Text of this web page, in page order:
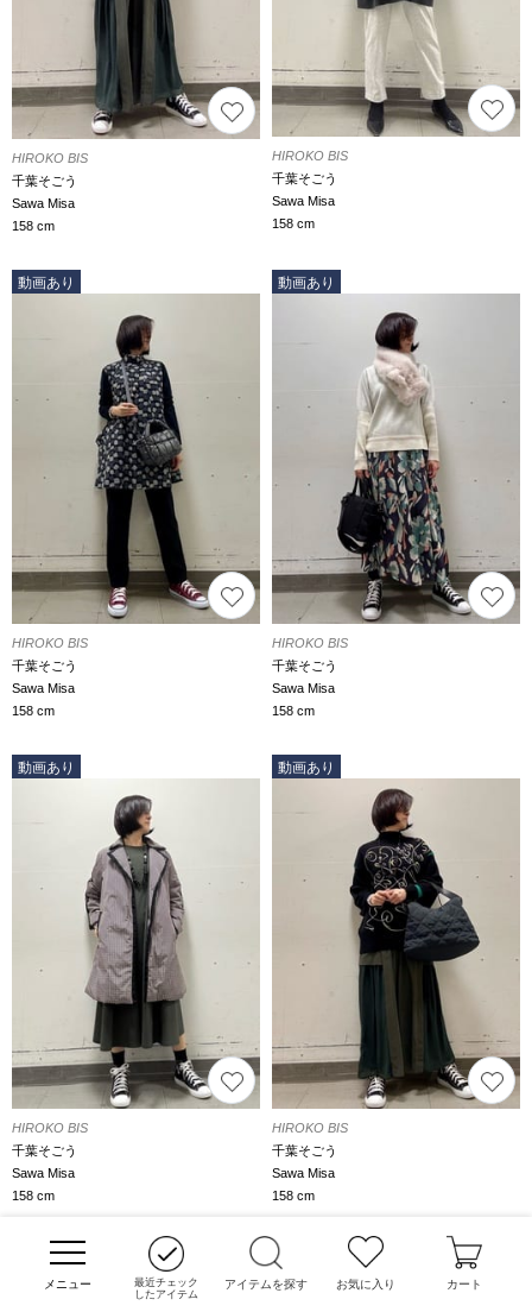
最近チェック
したアイテム
アイテムを探す お気に入り カート
HIROKO BIS
千葉そごう
Sawa Misa
158 cm
HIROKO BIS
千葉そごう
Sawa Misa
158 cm
動画あり
HIROKO BIS
千葉そごう
Sawa Misa
158 cm
動画あり
HIROKO BIS
千葉そごう
Sawa Misa
158 cm
動画あり
HIROKO BIS
千葉そごう
Sawa Misa
158 cm
動画あり
HIROKO BIS
千葉そごう
Sawa Misa
158 cm
動画あり 動画あり